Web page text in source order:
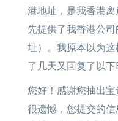
港地址，是我香港
先提供了我香港公
址）。我原本以为
了几天又回复了以下
您好！感谢您抽出宝
很遗憾，您提交的